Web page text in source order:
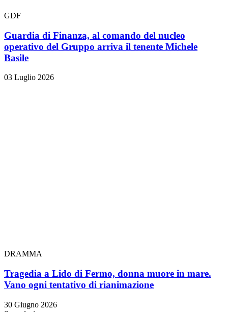
GDF
Guardia di Finanza, al comando del nucleo
operativo del Gruppo arriva il tenente Michele
Basile
03 Luglio 2026
DRAMMA
Tragedia a Lido di Fermo, donna muore in mare.
Vano ogni tentativo di rianimazione
30 Giugno 2026